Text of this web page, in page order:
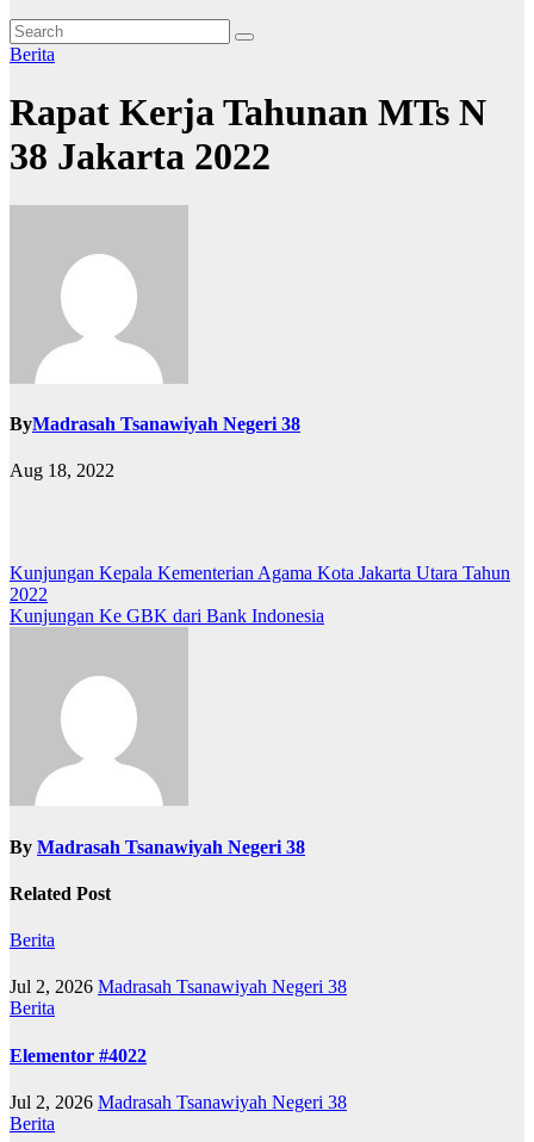
Berita
Rapat Kerja Tahunan MTs N
38 Jakarta 2022
ByMadrasah Tsanawiyah Negeri 38
Aug 18, 2022
Post
navigation
Kunjungan Kepala Kementerian Agama Kota Jakarta Utara Tahun
2022
Kunjungan Ke GBK dari Bank Indonesia
By Madrasah Tsanawiyah Negeri 38
Related Post
Berita
Jul 2, 2026 Madrasah Tsanawiyah Negeri 38
Berita
Elementor #4022
Jul 2, 2026 Madrasah Tsanawiyah Negeri 38
Berita